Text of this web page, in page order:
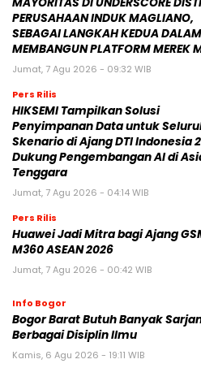
PERUSAHAAN INDUK MAGLIANO,
SEBAGAI LANGKAH KEDUA DALAM
MEMBANGUN PLATFORM MEREK
Jumat, 7 Agu 2026 - 09:32 WIB
Pers Rilis
HIKSEMI Tampilkan Solusi
Penyimpanan Data untuk
Skenario di Ajang DTI Indonesia
Dukung Pengembangan AI di
Tenggara
Jumat, 7 Agu 2026 - 04:14 WIB
Pers Rilis
Huawei Jadi Mitra bagi Ajang
M360 ASEAN 2026
Jumat, 7 Agu 2026 - 00:42 WIB
Info Bogor
Bogor Barat Butuh Banyak
Berbagai Disiplin Ilmu
Kamis, 6 Agu 2026 - 19:11 WIB